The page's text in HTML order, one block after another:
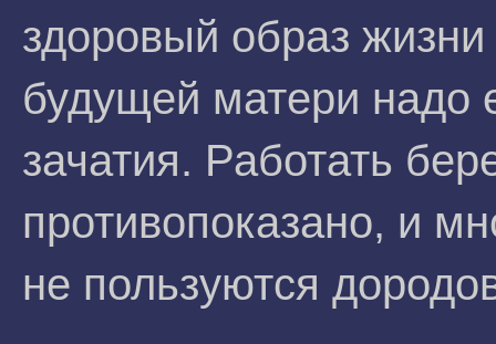
здоровый образ
будущей матери надо
зачатия. Работать
противопоказано, и
не пользуются